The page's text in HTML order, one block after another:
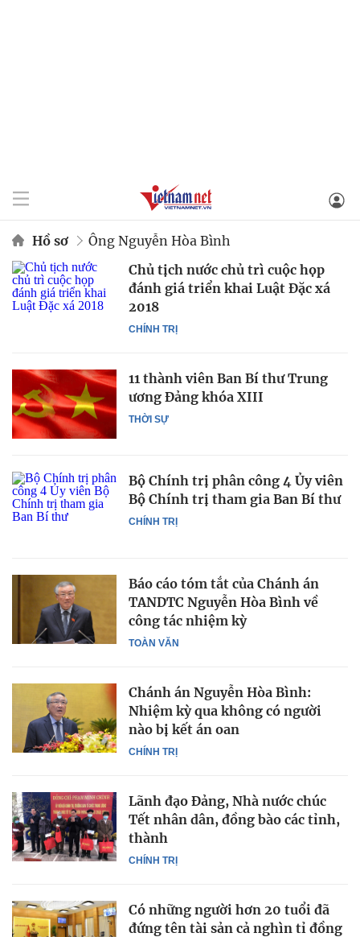
Hồ sơ Ông Nguyễn Hòa Bình
CHÍNH TRỊ
Chủ tịch nước chủ trì cuộc họp
đánh giá triển khai Luật Đặc xá
2018
THỜI SỰ
11 thành viên Ban Bí thư Trung
ương Đảng khóa XIII
CHÍNH TRỊ
Bộ Chính trị phân công 4 Ủy viên
Bộ Chính trị tham gia Ban Bí thư
TOÀN VĂN
Báo cáo tóm tắt của Chánh án
TANDTC Nguyễn Hòa Bình về
công tác nhiệm kỳ
CHÍNH TRỊ
Chánh án Nguyễn Hòa Bình:
Nhiệm kỳ qua không có người
nào bị kết án oan
CHÍNH TRỊ
Lãnh đạo Đảng, Nhà nước chúc
Tết nhân dân, đồng bào các tỉnh,
thành
Có những người hơn 20 tuổi đã
đứng tên tài sản cả nghìn tỉ đồng